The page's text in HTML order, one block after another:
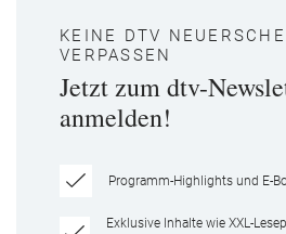
KEINE DTV
VERPASSEN
Jetzt zum dtv-
anmelden!
Programm-Highlights und E-
Exklusive Inhalte wie XXL-